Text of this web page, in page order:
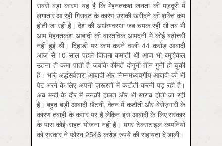
सबसे बड़ा कारण यह है कि मेहनतकश जनता की मज़दूरी में
लगातार आ रही गिरावट के कारण उसकी खरीदने की शक्ति कम
होती जा रही है। देश की अर्थव्यवस्था जब चमक रही थी तब भी
आम मेहनतकश आबादी की वास्तविक आमदनी में कोई बढ़ोत्तरी
नहीं हुई थी। दिहाड़ी पर काम करने वाली 44 करोड़ आबादी
आज से 10 साल पहले जितना कमाती थी आज भी बमुश्किल
उतना ही कमा पाती है जबकि कीमतें दोगुनी-तीन गुनी हो चुकी
हैं। भारी अर्द्धसर्वहारा आबादी और निम्नमध्‍यवर्गीय आबादी को भी
पेट भरने के लिए अपनी ज़रूरतों में कटौती करनी पड़ रही है।
अब मन्दी के दौर में उनकी हालत और भी खराब होती जा रही
है। बहुत बड़ी आबादी छँटनी, वेतन में कटौती और बेरोज़गारी के
कारण तबाही के कगार पर है लेकिन इस आबादी के लिए सरकार
के पास कोई राहत योजना नहीं है। मगर टेक्सटाइल कम्पनियों
को सरकार ने फौरन 2546 करोड़ रुपये की सहायता दे डाली।